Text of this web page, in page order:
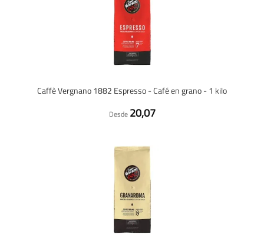
Caffè Vergnano 1882 Espresso - Café en grano - 1 kilo
Desde 20,07